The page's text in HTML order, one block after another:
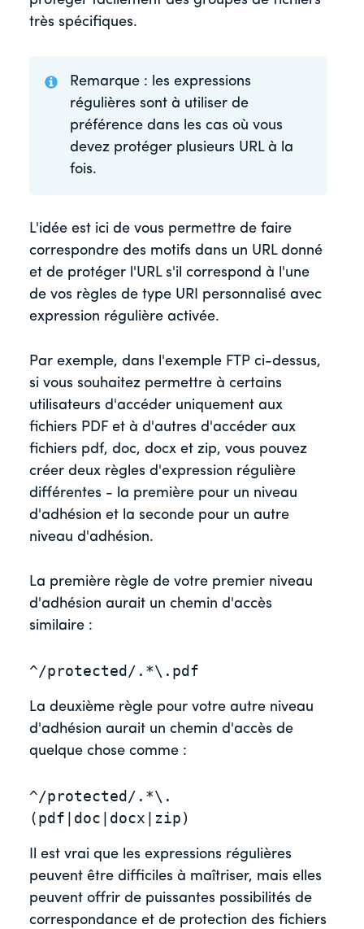
très spécifiques.
Remarque : les expressions
régulières sont à utiliser de
préférence dans les cas où vous
devez protéger plusieurs URL à la
fois.
L'idée est ici de vous permettre de faire
correspondre des motifs dans un URL donné
et de protéger l'URL s'il correspond à l'une
de vos règles de type URI personnalisé avec
expression régulière activée.
Par exemple, dans l'exemple FTP ci-dessus,
si vous souhaitez permettre à certains
utilisateurs d'accéder uniquement aux
fichiers PDF et à d'autres d'accéder aux
fichiers pdf, doc, docx et zip, vous pouvez
créer deux règles d'expression régulière
différentes - la première pour un niveau
d'adhésion et la seconde pour un autre
niveau d'adhésion.
La première règle de votre premier niveau
d'adhésion aurait un chemin d'accès
similaire :
La deuxième règle pour votre autre niveau
d'adhésion aurait un chemin d'accès de
quelque chose comme :
^/protected/.*\.
Il est vrai que les expressions régulières
peuvent être difficiles à maîtriser, mais elles
peuvent offrir de puissantes possibilités de
correspondance et de protection des fichiers